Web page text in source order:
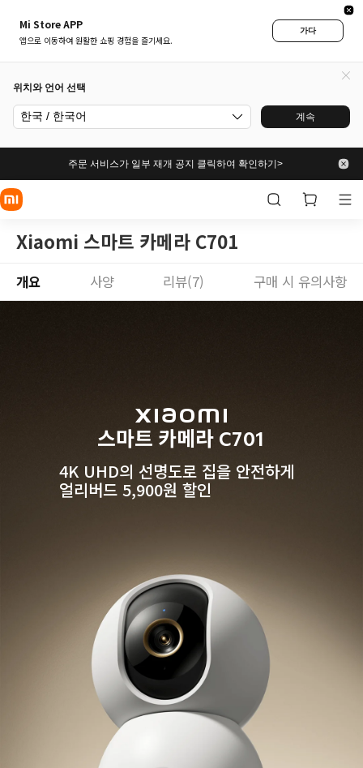
Mi Store APP
앱으로 이동하여 원활한 쇼핑 경험을 즐기세요.
가다
위치와 언어 선택
한국 / 한국어 계속
주문 서비스가 일부 재개 공지 클릭하여 확인하기>
Xiaomi 스마트 카메라 C701
개요 사양 리뷰(7) 구매 시 유의사항
Xiaomi
스마트 카메라 C701
4K UHD의 선명도로 집을 안전하게
얼리버드 5,900원 할인